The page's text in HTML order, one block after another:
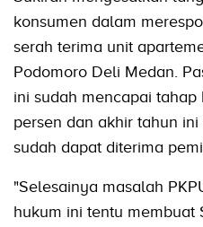
konsumen dalam
serah terima unit
Podomoro Deli Medan.
ini sudah mencapai
persen dan akhir tahun
sudah dapat diterima
"Selesainya masalah
hukum ini tentu membuat